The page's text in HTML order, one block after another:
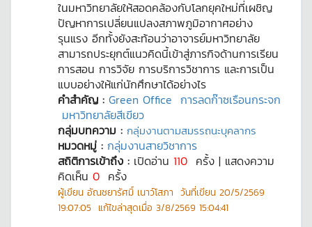
ในมหาวิทยาลัยให้สอดคล้องกับโลกยุคใหม่ที่เผชิญ
ปัญหาการเปลี่ยนแปลงสภาพภูมิอากาศอย่าง
รุนแรง อีกทั้งยังสะท้อนว่าอาจารย์มหาวิทยาลัย
สามารถประยุกต์แนวคิดนี้เข้าสู่ภารกิจด้านการเรียน
การสอน การวิจัย การบริการวิชาการ และการเป็น
แบบอย่างให้แก่นักศึกษาได้อย่างไร
คำสำคัญ : Green Office การลดก๊าซเรือนกระจก
มหาวิทยาลัยสีเขียว
กลุ่มบทความ : กลุ่มงานตามสมรรถนะบุคลากร
หมวดหมู่ : กลุ่มงานสายวิชาการ
สถิติการเข้าถึง : เปิดอ่าน 110 ครั้ง | แสดงความ
คิดเห็น 0 ครั้ง
ผู้เขียน อัณชยารัศมิ์ เนาว์โสภา วันที่เขียน 20/5/2569
19:07:05 แก้ไขล่าสุดเมื่อ 3/8/2569 15:04:41